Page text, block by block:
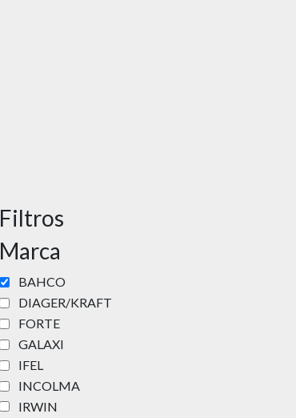
Filtros
Marca
BAHCO
DIAGER/KRAFT
FORTE
GALAXI
IFEL
INCOLMA
IRWIN